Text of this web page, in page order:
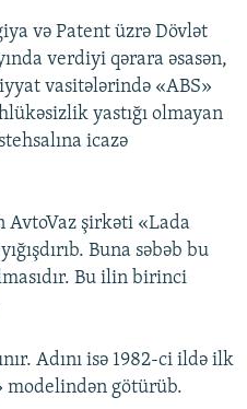
və Patent üzrə Dövlət
verdiyi qərara əsasən,
vasitələrində «ABS»
yastığı olmayan
icazə
AvtoVaz şirkəti «Lada
Buna səbəb bu
Bu ilin birinci
Adını isə 1982-ci ildə ilk
modelindən götürüb.